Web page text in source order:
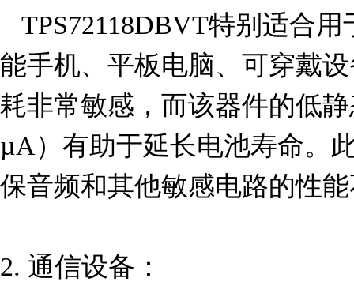
能手机、平板电脑、可穿戴
耗非常敏感，而该器件的低
µA）有助于延长电池寿命。
保音频和其他敏感电路的性
2. 通信设备：